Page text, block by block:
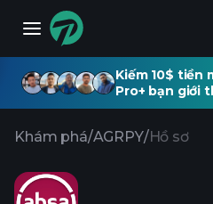
Kiếm 10$ tiền
Pro+ bạn giới
Khám phá/AGRPY/Hồ sơ